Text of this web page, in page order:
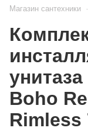
Магазин сантехники
Boho
Rimless